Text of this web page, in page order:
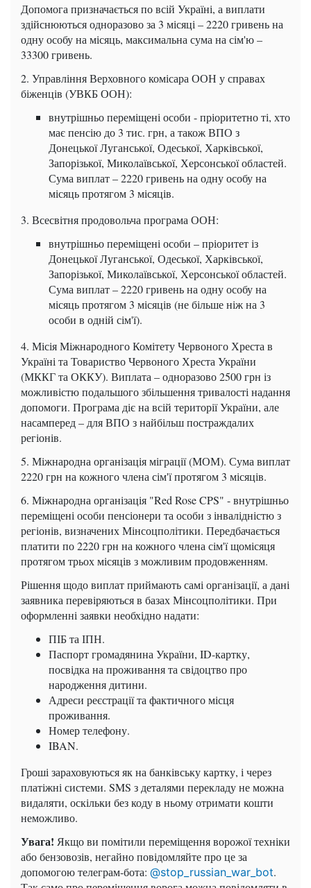
Допомога призначається по всій Україні, а виплати
здійснюються одноразово за 3 місяці – 2220 гривень на
одну особу на місяць, максимальна сума на сім'ю –
33300 гривень.
2. Управління Верховного комісара ООН у справах
біженців (УВКБ ООН):
внутрішньо переміщені особи - пріоритетно ті, хто
має пенсію до 3 тис. грн, а також ВПО з
Донецької Луганської, Одеської, Харківської,
Запорізької, Миколаївської, Херсонської областей.
Сума виплат – 2220 гривень на одну особу на
місяць протягом 3 місяців.
3. Всесвітня продовольча програма ООН:
внутрішньо переміщені особи – пріоритет із
Донецької Луганської, Одеської, Харківської,
Запорізької, Миколаївської, Херсонської областей.
Сума виплат – 2220 гривень на одну особу на
місяць протягом 3 місяців (не більше ніж на 3
особи в одній сім'ї).
4. Місія Міжнародного Комітету Червоного Хреста в
Україні та Товариство Червоного Хреста України
(МККГ та ОККУ). Виплата – одноразово 2500 грн із
можливістю подальшого збільшення тривалості надання
допомоги. Програма діє на всій території України, але
насамперед – для ВПО з найбільш постраждалих
регіонів.
5. Міжнародна організація міграції (МОМ). Сума виплат
2220 грн на кожного члена сім'ї протягом 3 місяців.
6. Міжнародна організація "Red Rose CPS" - внутрішньо
переміщені особи пенсіонери та особи з інвалідністю з
регіонів, визначених Мінсоцполітики. Передбачається
платити по 2220 грн на кожного члена сім'ї щомісяця
протягом трьох місяців з можливим продовженням.
Рішення щодо виплат приймають самі організації, а дані
заявника перевіряються в базах Мінсоцполітики. При
оформленні заявки необхідно надати:
ПІБ та ІПН.
Паспорт громадянина України, ID-картку,
посвідка на проживання та свідоцтво про
народження дитини.
Адреси реєстрації та фактичного місця
проживання.
Номер телефону.
IBAN.
Гроші зараховуються як на банківську картку, і через
платіжні системи. SMS з деталями перекладу не можна
видаляти, оскільки без коду в ньому отримати кошти
неможливо.
Увага! Якщо ви помітили переміщення ворожої техніки
або бензовозів, негайно повідомляйте про це за
допомогою телеграм-бота: @stop_russian_war_bot.